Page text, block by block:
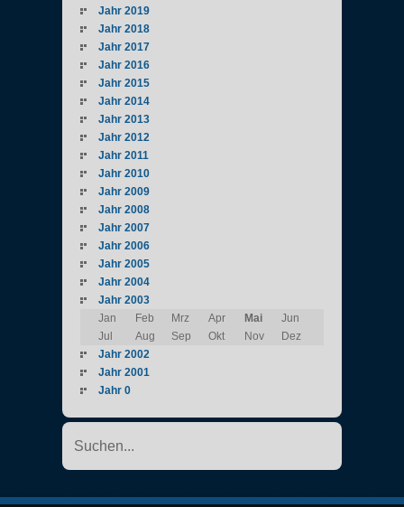
Jahr 2019
Jahr 2018
Jahr 2017
Jahr 2016
Jahr 2015
Jahr 2014
Jahr 2013
Jahr 2012
Jahr 2011
Jahr 2010
Jahr 2009
Jahr 2008
Jahr 2007
Jahr 2006
Jahr 2005
Jahr 2004
Jahr 2003
Jan
Feb Mrz Apr Mai
Jun
Jul
Aug Sep Okt Nov
Dez
Jahr 2002
Jahr 2001
Jahr 0